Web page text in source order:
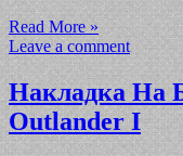
Read More »
Leave a comment
Накладка На
Outlander I